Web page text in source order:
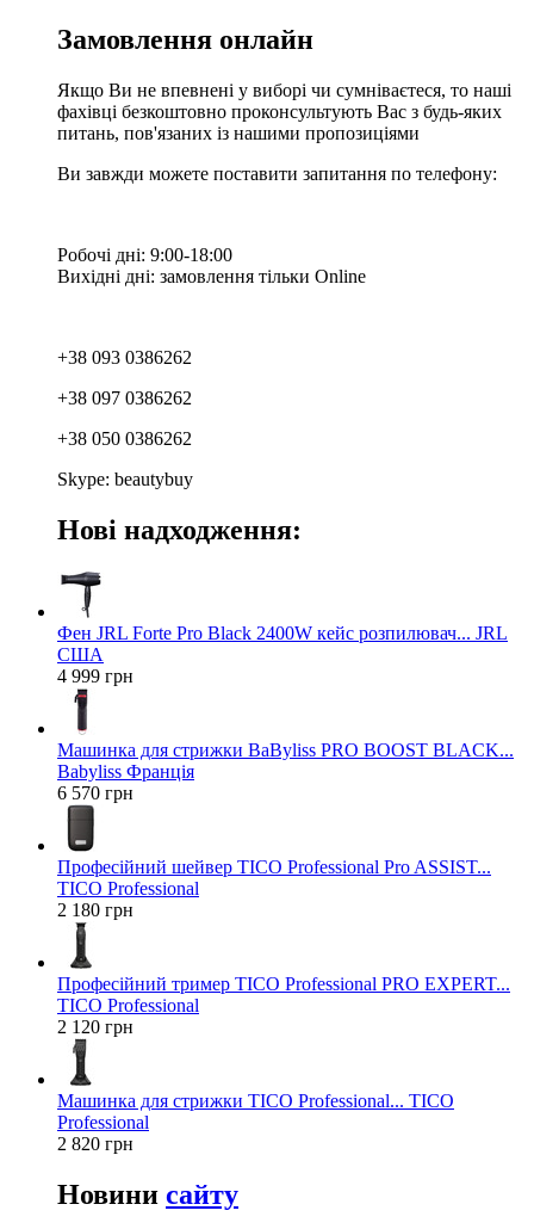
Замовлення онлайн
Якщо Ви не впевнені у виборі чи сумніваєтеся, то наші
фахівці безкоштовно проконсультують Вас з будь-яких
питань, пов'язаних із нашими пропозиціями
Ви завжди можете поставити запитання по телефону:
Робочі дні: 9:00-18:00
Вихідні дні: замовлення тільки Online
+38 093 0386262
+38 097 0386262
+38 050 0386262
Skype: beautybuy
Нові надходження:
Фен JRL Forte Pro Black 2400W кейс розпилювач... JRL
США
4 999 грн
Машинка для стрижки BaByliss PRO BOOST BLACK...
Babyliss Франція
6 570 грн
Професійний шейвер TICO Professional Pro ASSIST...
TICO Professional
2 180 грн
Професійний тример TICO Professional PRO EXPERT...
TICO Professional
2 120 грн
Машинка для стрижки TICO Professional... TICO
Professional
2 820 грн
Новини сайту